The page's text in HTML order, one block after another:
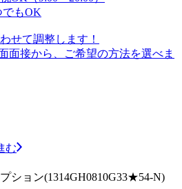
でもOK
せて調整します！
面接から、ご希望の方法を選べま
む
ション(1314GH0810G33★54-N)